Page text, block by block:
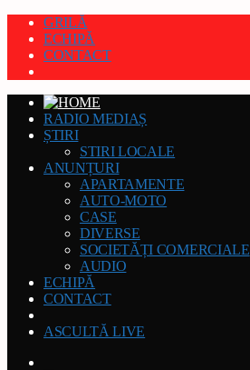
GRILĂ
ECHIPĂ
CONTACT
RADIO MEDIAȘ
ȘTIRI
STIRI LOCALE
ANUNȚURI
APARTAMENTE
AUTO-MOTO
CASE
DIVERSE
SOCIETĂȚI COMERCIALE
AUDIO
ECHIPĂ
CONTACT
ASCULTĂ LIVE